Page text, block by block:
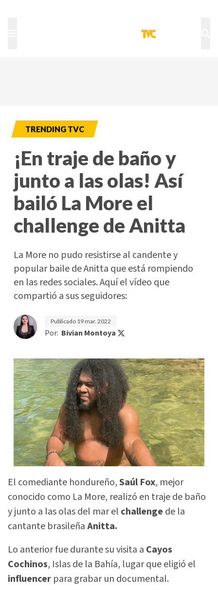
TRENDING TVC
¡En traje de baño y
junto a las olas! Así
bailó La More el
challenge de Anitta
La More no pudo resistirse al candente y
popular baile de Anitta que está rompiendo
en las redes sociales. Aquí el vídeo que
compartió a sus seguidores:
Publicado 19 mar. 2022
Por: Bivian Montoya
El comediante hondureño,Saúl Fox, mejor
conocido como La More, realizó en traje de baño
y junto a las olas del mar el challenge de la
cantante brasileñaAnitta.
Lo anterior fue durante su visita a Cayos
Cochinos, Islas de la Bahía, lugar que eligió el
influencer para grabar un documental.